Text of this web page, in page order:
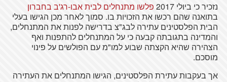
נזכיר כי ביולי 2017
פלשו מתנחלים לבית אבו-רג'ב בחברון
בתואנה שהם רכשו את הזכויות בו. סמוך לאחר מכן הגישו בעלי
הבית הפלסטינים עתירה לבג"צ בדרישה לפנות את המתנחלים,
והמדינה בתגובתה קבעה כי על המתנחלים להתפנות ואף
הצהירה שהיא הקצתה שבוע למו"מ עם הפולשים על פינוי
מוסכם.
אך בעקבות עתירת הפלסטינים, הגישו המתנחלים את העתירה